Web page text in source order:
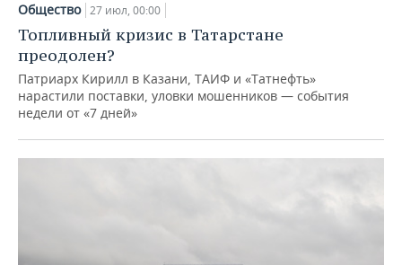
Общество 27 июл, 00:00
Топливный кризис в Татарстане
преодолен?
Патриарх Кирилл в Казани, ТАИФ и «Татнефть»
нарастили поставки, уловки мошенников — события
недели от «7 дней»